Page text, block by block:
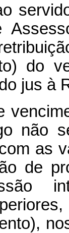
do
jus à
não
as
de